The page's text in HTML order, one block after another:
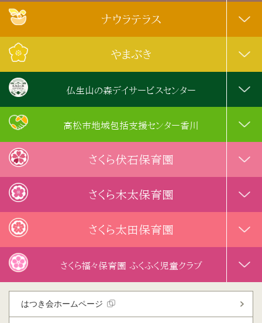
ナウラテラス
やまぶき
仏生山の森デイサービスセンター
高松市地域包括支援センター香川
さくら伏石保育園
さくら木太保育園
さくら太田保育園
さくら福々保育園 ふくふく児童クラブ
はつき会ホームページ